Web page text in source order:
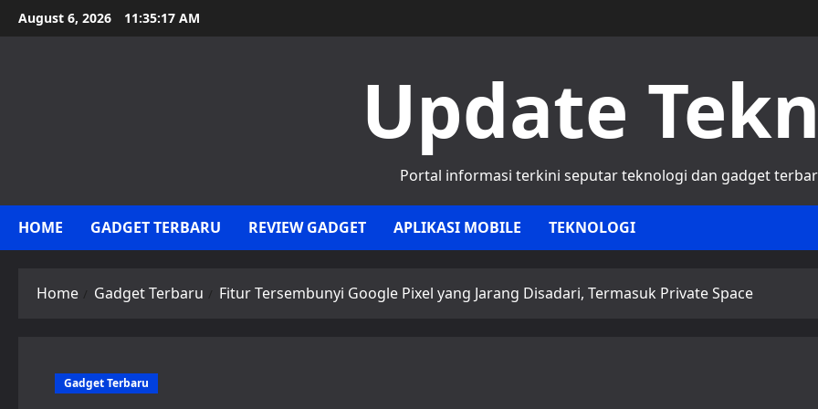
Skip
to
August 6, 2026 11:35:18 AM
Update
Portal informasi terkini seputar teknologi dan gadget
HOME GADGET TERBARU REVIEW GADGET APLIKASI MOBILE TEKNOLOGI
Home Gadget Terbaru Fitur Tersembunyi Google Pixel yang Jarang Disadari, Termasuk Private Space
Gadget Terbaru